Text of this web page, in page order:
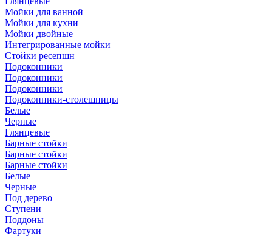
Мойки для ванной
Мойки для кухни
Мойки двойные
Интегрированные мойки
Стойки ресепшн
Подоконники
Подоконники
Подоконники
Подоконники-столешницы
Белые
Черные
Глянцевые
Барные стойки
Барные стойки
Барные стойки
Белые
Черные
Под дерево
Ступени
Поддоны
Фартуки